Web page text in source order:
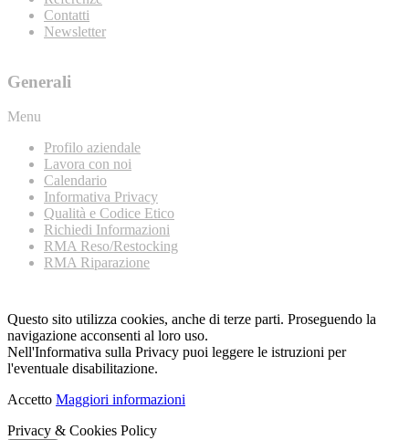
Contatti
Newsletter
Generali
Menu
Profilo aziendale
Lavora con noi
Calendario
Informativa Privacy
Qualità e Codice Etico
Richiedi Informazioni
RMA Reso/Restocking
RMA Riparazione
Questo sito utilizza cookies, anche di terze parti. Proseguendo la
navigazione acconsenti al loro uso.
Nell'Informativa sulla Privacy puoi leggere le istruzioni per
l'eventuale disabilitazione.
Accetto Maggiori informazioni
Privacy & Cookies Policy